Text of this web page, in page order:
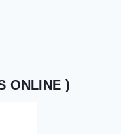
ONLINE )